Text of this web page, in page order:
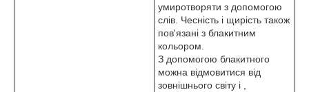
умиротворяти з допомогою
слів. Чесність і щирість також
пов'язані з блакитним
кольором.
З допомогою блакитного
можна відмовитися від
зовнішнього світу і ,